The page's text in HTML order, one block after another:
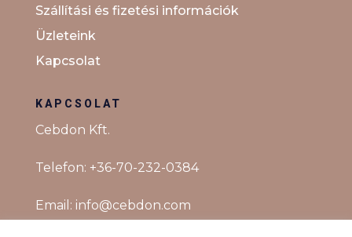
Szállítási és fizetési információk
Üzleteink
Kapcsolat
KAPCSOLAT
Cebdon Kft.
Telefon: +36-70-232-0384
Email: info@cebdon.com